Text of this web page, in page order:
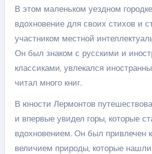
В этом маленьком уездном
вдохновение для своих стихов и
участником местной
Он был знаком с русскими и
классиками, увлекался
читал много книг.
В юности Лермонтов
и впервые увидел горы, которые
вдохновением. Он был привлечен
величием природы, которые